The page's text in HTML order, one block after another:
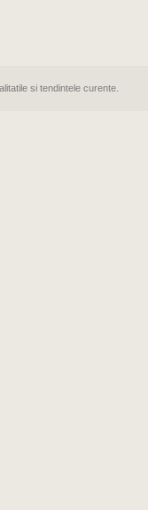
si tendintele curente.